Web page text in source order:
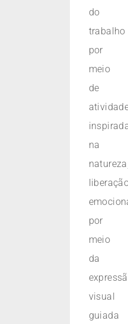
do
trabalho
por
meio
de
na
por
meio
da
visual
guiada